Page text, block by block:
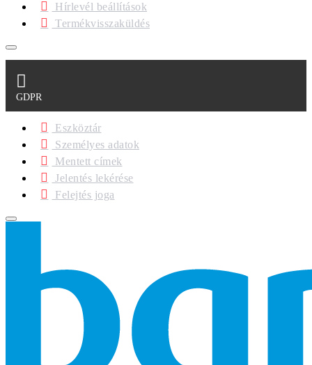
Hírlevél beállítások
Termékvisszaküldés
GDPR
Eszköztár
Személyes adatok
Mentett címek
Jelentés lekérése
Felejtés joga